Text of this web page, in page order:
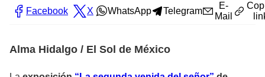
Facebook X WhatsApp Telegram
E-
Mail
Alma Hidalgo / El Sol de México